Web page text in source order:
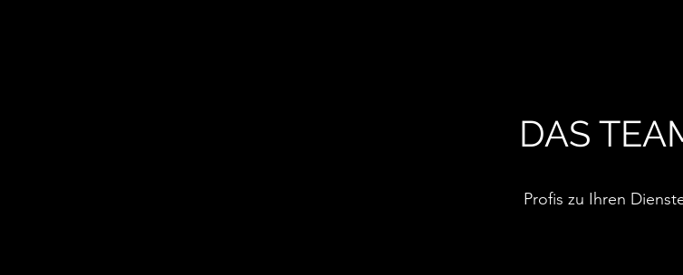
DAS
Profis zu Ihren